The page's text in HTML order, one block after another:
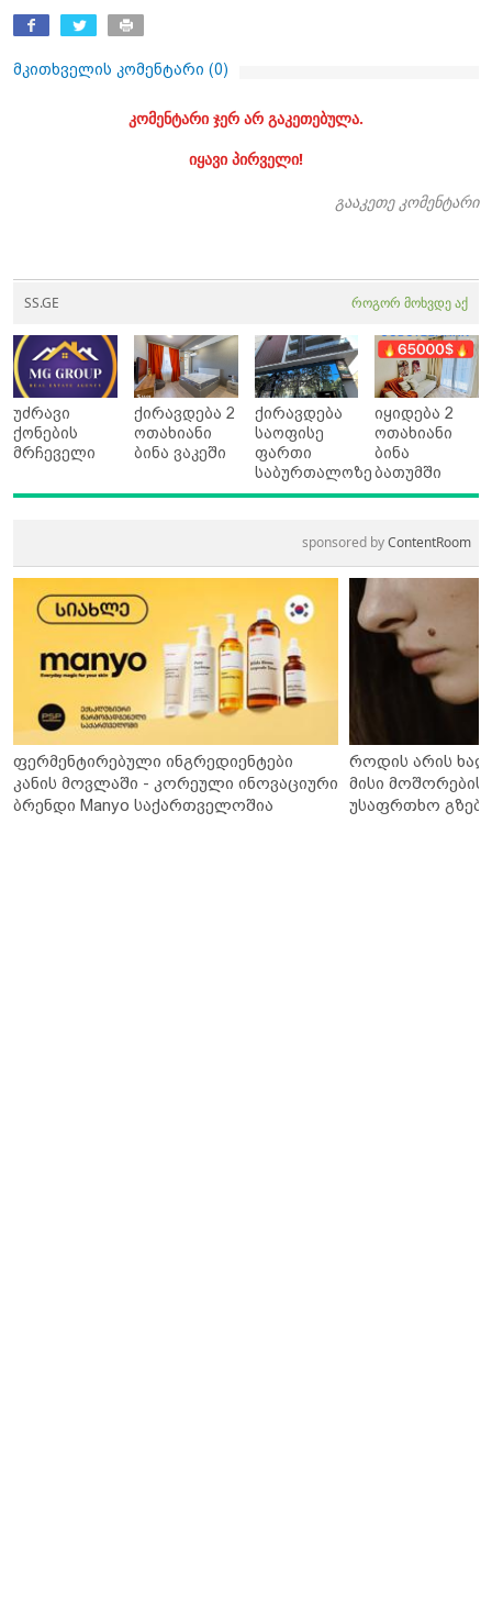
მკითხველის კომენტარი (0)
კომენტარი ჯერ არ გაკეთებულა.
იყავი პირველი!
გააკეთე კომენტარი
SS.GE როგორ მოხვდე აქ
უძრავი
ქონების
მრჩეველი
ქირავდება 2
ოთახიანი
ბინა ვაკეში
ქირავდება
საოფისე
ფართი
საბურთალოზე
იყიდება 2
ოთახიანი
ბინა
ბათუმში
sponsored byContentRoom
ფერმენტირებული ინგრედიენტები
კანის მოვლაში - კორეული ინოვაციური
ბრენდი Manyo საქართველოშია
როდის არის
მისი მოშორების
უსაფრთხო გზები